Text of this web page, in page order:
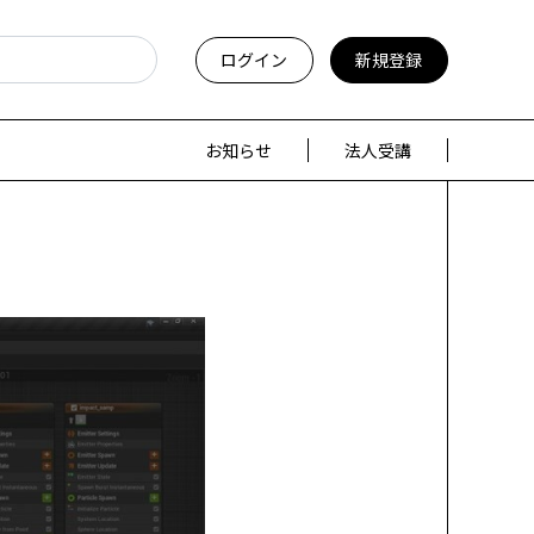
ログイン 新規登録
お知らせ 法人受講